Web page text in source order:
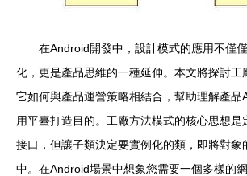
在Android開發中，設計模式的應用不僅
化，更是產品思維的一種延伸。本文將探討工
它如何與產品運營策略相結合，幫助理解產品
用平臺打造目的。工廠方法模式的核心思想是
接口，但讓子類決定要實例化的類，即將對象
中。在Android場景中想象您需要一個多樣的